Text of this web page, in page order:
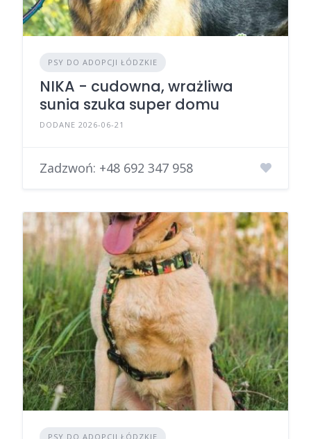
PSY DO ADOPCJI ŁÓDZKIE
NIKA - cudowna, wrażliwa
sunia szuka super domu
DODANE 2026-06-21
Zadzwoń: +48 692 347 958
PSY DO ADOPCJI ŁÓDZKIE